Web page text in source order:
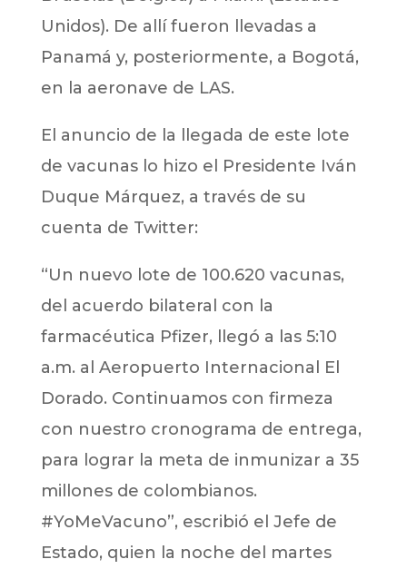
Unidos). De allí fueron llevadas a
Panamá y, posteriormente, a Bogotá,
en la aeronave de LAS.
El anuncio de la llegada de este lote
de vacunas lo hizo el Presidente Iván
Duque Márquez, a través de su
cuenta de Twitter:
“Un nuevo lote de 100.620 vacunas,
del acuerdo bilateral con la
farmacéutica Pfizer, llegó a las 5:10
a.m. al Aeropuerto Internacional El
Dorado. Continuamos con firmeza
con nuestro cronograma de entrega,
para lograr la meta de inmunizar a 35
millones de colombianos.
#YoMeVacuno”, escribió el Jefe de
Estado, quien la noche del martes